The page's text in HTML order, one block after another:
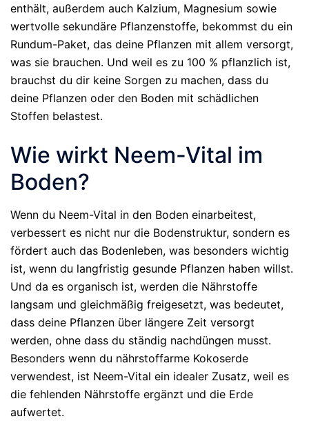
enthält, außerdem auch Kalzium, Magnesium sowie
wertvolle sekundäre Pflanzenstoffe, bekommst du ein
Rundum-Paket, das deine Pflanzen mit allem versorgt,
was sie brauchen. Und weil es zu 100 % pflanzlich ist,
brauchst du dir keine Sorgen zu machen, dass du
deine Pflanzen oder den Boden mit schädlichen
Stoffen belastest.
Wie wirkt Neem-Vital im
Boden?
Wenn du Neem-Vital in den Boden einarbeitest,
verbessert es nicht nur die Bodenstruktur, sondern es
fördert auch das Bodenleben, was besonders wichtig
ist, wenn du langfristig gesunde Pflanzen haben willst.
Und da es organisch ist, werden die Nährstoffe
langsam und gleichmäßig freigesetzt, was bedeutet,
dass deine Pflanzen über längere Zeit versorgt
werden, ohne dass du ständig nachdüngen musst.
Besonders wenn du nährstoffarme Kokoserde
verwendest, ist Neem-Vital ein idealer Zusatz, weil es
die fehlenden Nährstoffe ergänzt und die Erde
aufwertet.